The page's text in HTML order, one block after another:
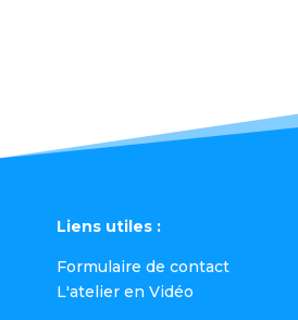
Liens utiles :
Formulaire de contact
L'atelier en Vidéo